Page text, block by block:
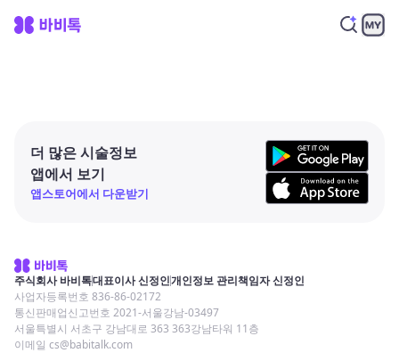
더 많은 시술정보
앱에서 보기
앱스토어에서 다운받기
주식회사 바비톡대표이사 신정인개인정보 관리책임자 신정인
사업자등록번호 836-86-02172
통신판매업신고번호 2021-서울강남-03497
서울특별시 서초구 강남대로 363 363강남타워 11층
이메일 cs@babitalk.com